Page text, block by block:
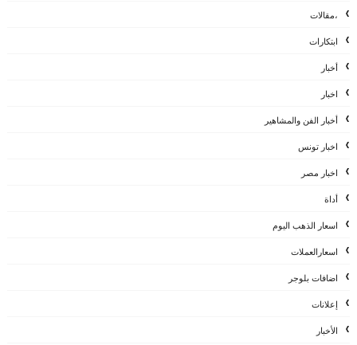
،مقالات
ابتكارات
أخبار
اخبار
أخبار الفن والمشاهير
اخبار تونس
اخبار مصر
أداة
اسعار الذهب اليوم
اسعارالعملات
اضافات بلوجر
إعلانات
الأخبار